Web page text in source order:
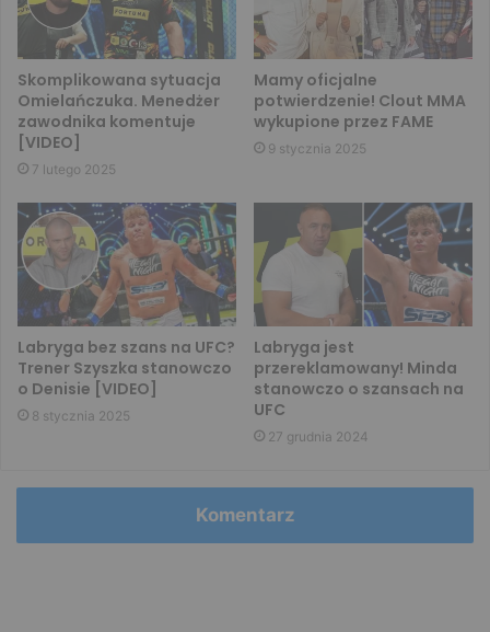
Skomplikowana sytuacja
Omielańczuka. Menedżer
zawodnika komentuje
[VIDEO]
7 lutego 2025
Mamy oficjalne
potwierdzenie! Clout MMA
wykupione przez FAME
9 stycznia 2025
Labryga bez szans na UFC?
Trener Szyszka stanowczo
o Denisie [VIDEO]
8 stycznia 2025
Labryga jest
przereklamowany! Minda
stanowczo o szansach na
UFC
27 grudnia 2024
Komentarz